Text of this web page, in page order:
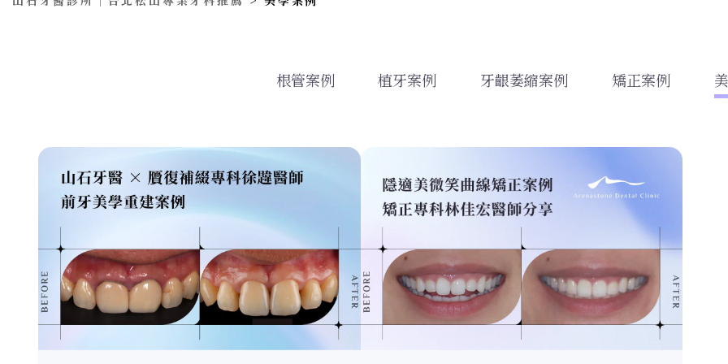
根管案例 植牙案例 牙齦萎縮案例 矯正案例